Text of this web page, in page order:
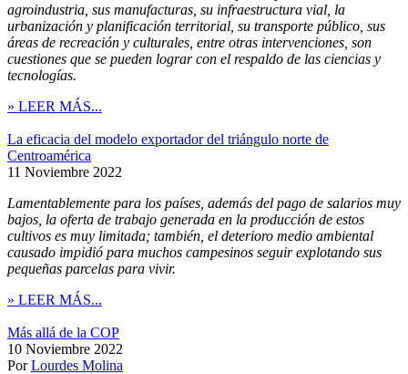
agroindustria, sus manufacturas, su infraestructura vial, la
urbanización y planificación territorial, su transporte público, sus
áreas de recreación y culturales, entre otras intervenciones, son
cuestiones que se pueden lograr con el respaldo de las ciencias y
tecnologías.
» LEER MÁS...
La eficacia del modelo exportador del triángulo norte de
Centroamérica
11 Noviembre 2022
Lamentablemente para los países, además del pago de salarios muy
bajos, la oferta de trabajo generada en la producción de estos
cultivos es muy limitada; también, el deterioro medio ambiental
causado impidió para muchos campesinos seguir explotando sus
pequeñas parcelas para vivir.
» LEER MÁS...
Más allá de la COP
10 Noviembre 2022
PorLourdes Molina